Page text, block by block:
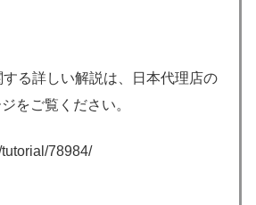
る詳しい解説は、日本代理店の
をご覧ください。
78984/